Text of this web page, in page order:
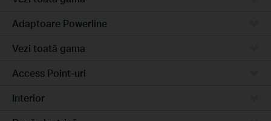
Adaptoare Powerline
Vezi toată gama
Access Point-uri
Interior